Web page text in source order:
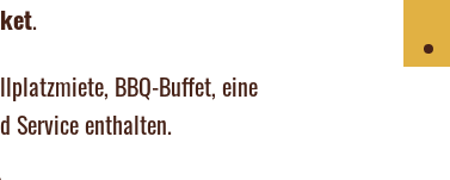
.
BBQ-Buffet, eine
Service enthalten.